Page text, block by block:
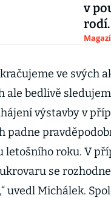
v
ve svých
ale bedlivě
výstavby v
padne
letošního roku. V
se
uvedl Michálek.